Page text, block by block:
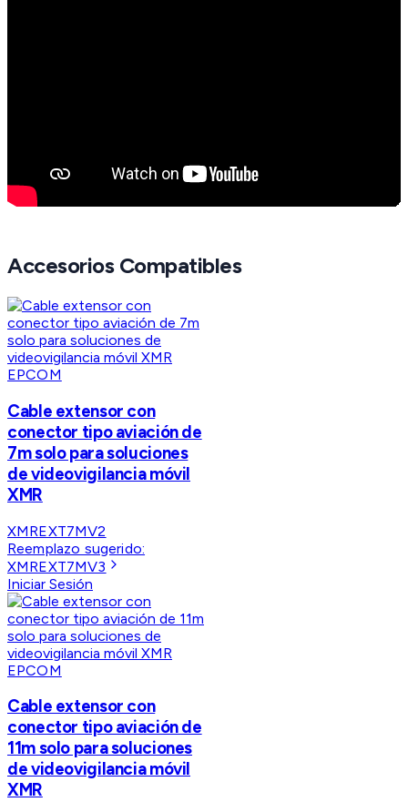
Accesorios Compatibles
EPCOM
Cable extensor con
conector tipo aviación de
7m solo para soluciones
de videovigilancia móvil
XMR
XMREXT7MV2
Reemplazo sugerido:
XMREXT7MV3
Iniciar Sesión
EPCOM
Cable extensor con
conector tipo aviación de
11m solo para soluciones
de videovigilancia móvil
XMR